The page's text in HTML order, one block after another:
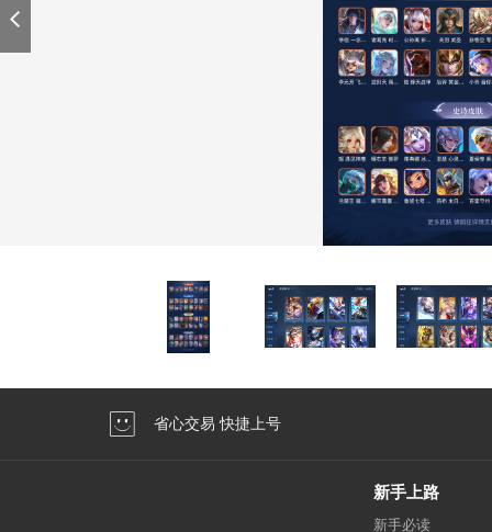
省心交易 快捷上号
新手上路
新手必读